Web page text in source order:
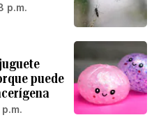
p.m.
puede